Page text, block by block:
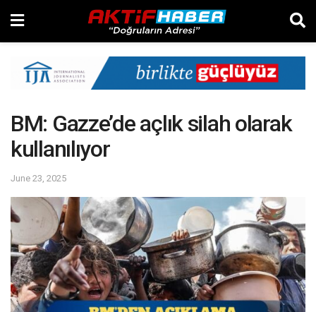
BM: Gazze’de açlık silah olarak
kullanılıyor
June 23, 2025